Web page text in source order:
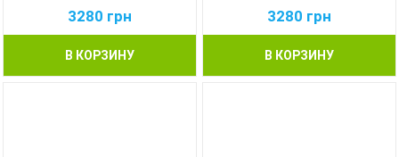
3280 грн
В КОРЗИНУ
3280 грн
В КОРЗИНУ